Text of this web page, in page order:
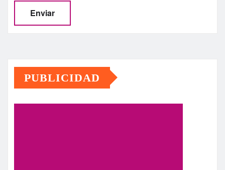
PUBLICIDAD